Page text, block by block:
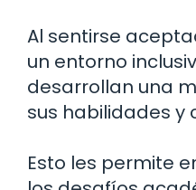
Al sentirse
un entorno
desarrollan una
sus habilidades y
Esto les permite